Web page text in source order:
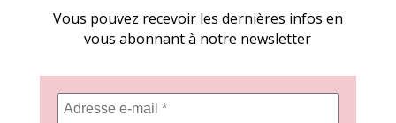
Vous pouvez recevoir les dernières infos en
vous abonnant à notre newsletter